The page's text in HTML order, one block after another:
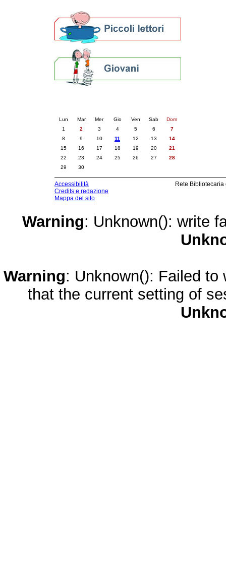
Lun Mar Mer Gio Ven Sab
Dom
1
2 3 4 5 6
7
8
9 10 11 12 13
14
15
16 17 18 19 20
21
22
23 24 25 26 27
28
29
30
Accessibilità
Credits e redazione
Mappa del sito
Rete
Warning: Unknown(): write
Warning: Unknown(): Failed
that the current setting of